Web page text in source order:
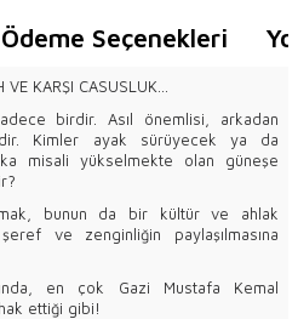
Ödeme Seçenekleri
KARŞI CASUSLUK...
birdir. Asıl önemlisi, arkadan
Kimler ayak sürüyecek ya da
misali yükselmekte olan güneşe
bunun da bir kültür ve ahlak
ve zenginliğin paylaşılmasına
en çok Gazi Mustafa Kemal
ettiği gibi!